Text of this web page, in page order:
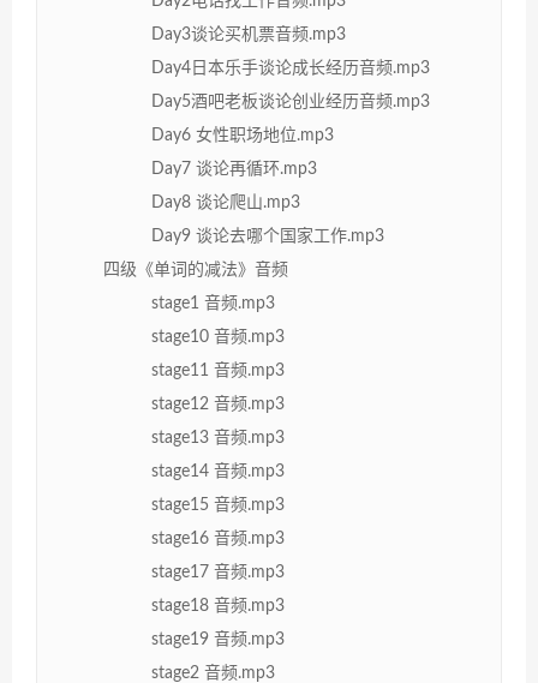
Day3谈论买机票音频.mp3
Day4日本乐手谈论成长经历音频.mp3
Day5酒吧老板谈论创业经历音频.mp3
Day6 女性职场地位.mp3
Day7 谈论再循环.mp3
Day8 谈论爬山.mp3
Day9 谈论去哪个国家工作.mp3
四级《单词的减法》音频
stage1 音频.mp3
stage10 音频.mp3
stage11 音频.mp3
stage12 音频.mp3
stage13 音频.mp3
stage14 音频.mp3
stage15 音频.mp3
stage16 音频.mp3
stage17 音频.mp3
stage18 音频.mp3
stage19 音频.mp3
stage2 音频.mp3